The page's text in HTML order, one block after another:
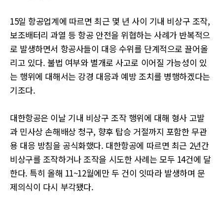
15일 항공업계에 따르면 최근 몇 년 사이 기내 비상구 조작,
보조배터리 과열 등 항공 안전을 위협하는 사례가 반복적으
로 발생하면서 항공사들이 대응 수위를 단계적으로 끌어올
리고 있다. 불법 여부와 별개로 사고로 이어질 가능성이 있
는 행위에 대해서는 강경 대응과 예방 조치를 병행하겠다는
기조다.
대한항공은 이날 기내 비상구 조작 행위에 대해 형사 고발
과 민사상 손해배상 청구, 향후 탑승 거절까지 포함한 무관
용 대응 방침을 공식화했다. 대한항공에 따르면 최근 2년간
비상구를 조작하거나 조작을 시도한 사례는 모두 14건에 달
한다. 특히 올해 11~12월에만 두 건이 잇따라 발생하며 문
제의식이 다시 부각됐다.